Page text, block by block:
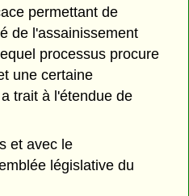
permettant de
de l'assainissement
processus procure
une certaine
trait à l'étendue de
et avec le
législative du